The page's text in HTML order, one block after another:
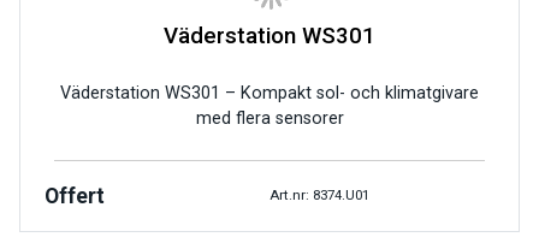
Väderstation WS301
Väderstation WS301 – Kompakt sol- och klimatgivare
med flera sensorer
Offert Art.nr: 8374.U01